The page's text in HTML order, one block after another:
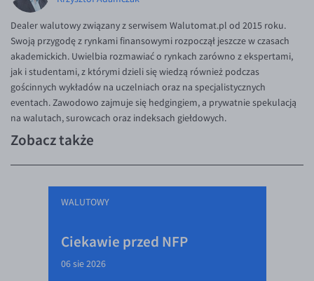
Dealer walutowy związany z serwisem Walutomat.pl od 2015 roku.
Swoją przygodę z rynkami finansowymi rozpoczął jeszcze w czasach
akademickich. Uwielbia rozmawiać o rynkach zarówno z ekspertami,
jak i studentami, z którymi dzieli się wiedzą również podczas
gościnnych wykładów na uczelniach oraz na specjalistycznych
eventach. Zawodowo zajmuje się hedgingiem, a prywatnie spekulacją
na walutach, surowcach oraz indeksach giełdowych.
Zobacz także
WALUTOWY
Ciekawie przed NFP
06 sie 2026